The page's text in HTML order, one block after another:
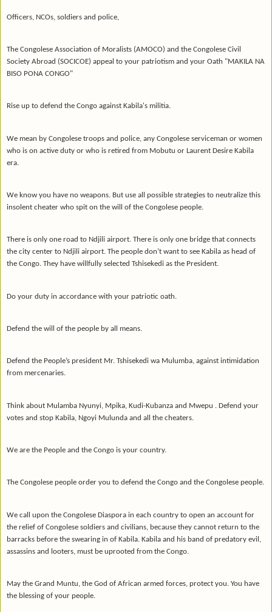
Officers, NCOs, soldiers and police,
The Congolese Association of Moralists (AMOCO) and the Congolese Civil
Society Abroad (SOCICOE) appeal to your patriotism and your Oath "MAKILA NA
BISO PONA CONGO"
Rise up to defend the Congo against Kabila's militia.
We mean by Congolese troops and police, any Congolese serviceman or women
who is on active duty or who is retired from Mobutu or Laurent Desire Kabila
era.
We know you have no weapons. But use all possible strategies to neutralize this
insolent cheater who spit on the will of the Congolese people.
There is only one road to Ndjili airport. There is only one bridge that connects
the city center to Ndjili airport. The people don’t want to see Kabila as head of
the Congo. They have willfully selected Tshisekedi as the President.
Do your duty in accordance with your patriotic oath.
Defend the will of the people by all means.
Defend the People’s president Mr. Tshisekedi wa Mulumba, against intimidation
from mercenaries.
Think about Mulamba Nyunyi, Mpika, Kudi-Kubanza and Mwepu . Defend your
votes and stop Kabila, Ngoyi Mulunda and all the cheaters.
We are the People and the Congo is your country.
The Congolese people order you to defend the Congo and the Congolese people.
We call upon the Congolese Diaspora in each country to open an account for
the relief of Congolese soldiers and civilians, because they cannot return to the
barracks before the swearing in of Kabila. Kabila and his band of predatory evil,
assassins and looters, must be uprooted from the Congo.
May the Grand Muntu, the God of African armed forces, protect you. You have
the blessing of your people.